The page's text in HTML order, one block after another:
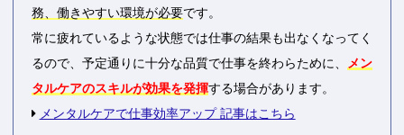
務、働きやすい環境が必要です。
常に疲れているような状態では仕事の結果も出なくなってく
るので、予定通りに十分な品質で仕事を終わらために、
メン
タルケアのスキルが効果を発揮する場合があります。
メンタルケアで仕事効率アップ 記事はこちら